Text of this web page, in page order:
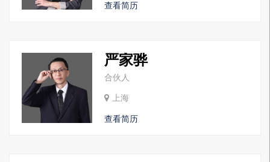
查看简历
严家骅
合伙人
上海
查看简历